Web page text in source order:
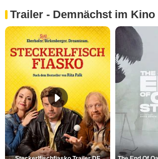
Trailer - Demnächst im Kino